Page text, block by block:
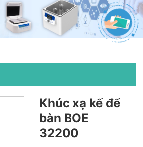
Khúc xạ kế để
bàn BOE
32200